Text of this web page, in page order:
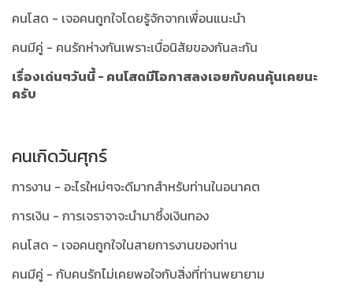
คนโสด - เจอคนถูกใจโดยรู้จักจากเพื่อนแนะนำ
คนมีคู่ - คนรักห่างกันเพราะเบื่อนิสัยของกันละกัน
เรื่องเด่นๆวันนี้ - คนโสดมีโอกาสลงเอยกับคนคุ้นเคยนะ
ครับ
คนเกิดวันศุกร์
การงาน - อะไรใหม่ๆจะดีมากสำหรับท่านในอนาคต
การเงิน - การเจราจาจะนำมาซึ้งเงินทอง
คนโสด - เจอคนถูกใจในสายการงานของท่าน
คนมีคู่ - กับคนรักไม่เคยพอใจกับสิ่งที่ท่านพยายาม